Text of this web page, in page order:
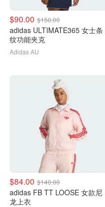
$90.00 $150.00
adidas ULTIMATE365 女士条
纹功能夹克
Adidas AU
$84.00 $140.00
adidas FB TT LOOSE 女款尼
龙上衣